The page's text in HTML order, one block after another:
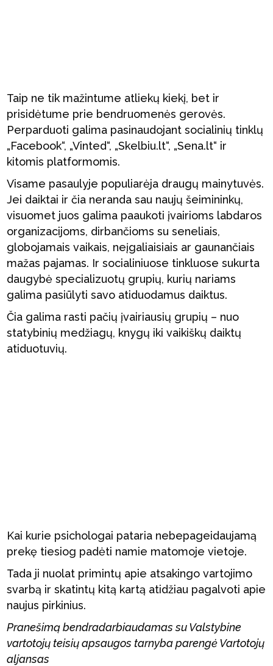
Taip ne tik mažintume atliekų kiekį, bet ir
prisidėtume prie bendruomenės gerovės.
Perparduoti galima pasinaudojant socialinių tinklų
„Facebook“, „Vinted“, „Skelbiu.lt“, „Sena.lt“ ir
kitomis platformomis.
Visame pasaulyje populiarėja draugų mainytuvės.
Jei daiktai ir čia neranda sau naujų šeimininkų,
visuomet juos galima paaukoti įvairioms labdaros
organizacijoms, dirbančioms su seneliais,
globojamais vaikais, neįgaliaisiais ar gaunančiais
mažas pajamas. Ir socialiniuose tinkluose sukurta
daugybė specializuotų grupių, kurių nariams
galima pasiūlyti savo atiduodamus daiktus.
Čia galima rasti pačių įvairiausių grupių – nuo
statybinių medžiagų, knygų iki vaikiškų daiktų
atiduotuvių.
Kai kurie psichologai pataria nebepageidaujamą
prekę tiesiog padėti namie matomoje vietoje.
Tada ji nuolat primintų apie atsakingo vartojimo
svarbą ir skatintų kitą kartą atidžiau pagalvoti apie
naujus pirkinius.
Pranešimą bendradarbiaudamas su Valstybine
vartotojų teisių apsaugos tarnyba parengė Vartotojų
aljansas